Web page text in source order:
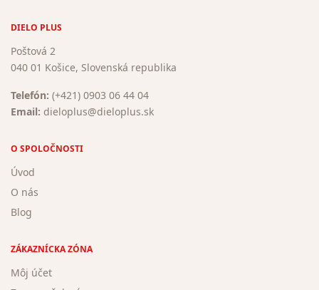
DIELO PLUS
Poštová 2
040 01 Košice, Slovenská republika
Telefón: (+421) 0903 06 44 04
Email: dieloplus@dieloplus.sk
O SPOLOČNOSTI
Úvod
O nás
Blog
ZÁKAZNÍCKA ZÓNA
Môj účet